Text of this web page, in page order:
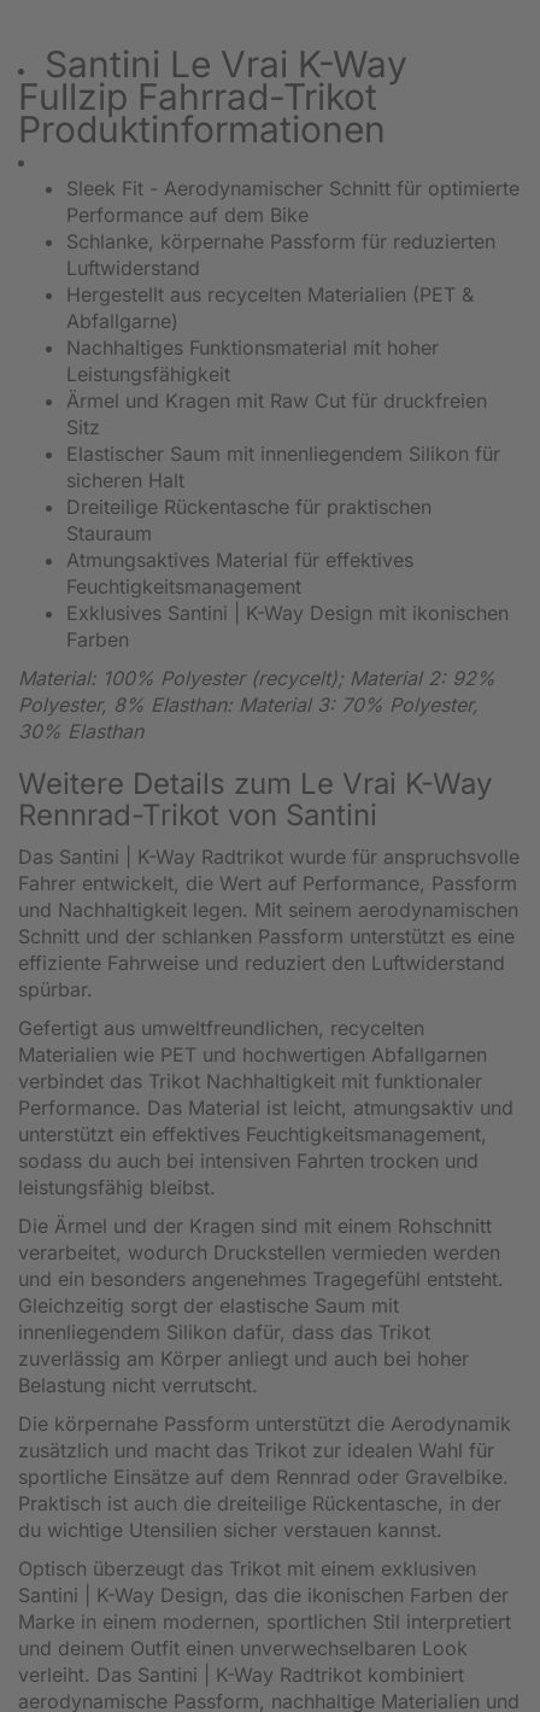
Santini Le Vrai K-Way
Fullzip Fahrrad-Trikot
Produktinformationen
Sleek Fit - Aerodynamischer Schnitt für optimierte
Performance auf dem Bike
Schlanke, körpernahe Passform für reduzierten
Luftwiderstand
Hergestellt aus recycelten Materialien (PET &
Abfallgarne)
Nachhaltiges Funktionsmaterial mit hoher
Leistungsfähigkeit
Ärmel und Kragen mit Raw Cut für druckfreien
Sitz
Elastischer Saum mit innenliegendem Silikon für
sicheren Halt
Dreiteilige Rückentasche für praktischen
Stauraum
Atmungsaktives Material für effektives
Feuchtigkeitsmanagement
Exklusives Santini | K-Way Design mit ikonischen
Farben
Material: 100% Polyester (recycelt); Material 2: 92%
Polyester, 8% Elasthan: Material 3: 70% Polyester,
30% Elasthan
Weitere Details zum Le Vrai K-Way
Rennrad-Trikot von Santini
Das Santini | K-Way Radtrikot wurde für anspruchsvolle
Fahrer entwickelt, die Wert auf Performance, Passform
und Nachhaltigkeit legen. Mit seinem aerodynamischen
Schnitt und der schlanken Passform unterstützt es eine
effiziente Fahrweise und reduziert den Luftwiderstand
spürbar.
Gefertigt aus umweltfreundlichen, recycelten
Materialien wie PET und hochwertigen Abfallgarnen
verbindet das Trikot Nachhaltigkeit mit funktionaler
Performance. Das Material ist leicht, atmungsaktiv und
unterstützt ein effektives Feuchtigkeitsmanagement,
sodass du auch bei intensiven Fahrten trocken und
leistungsfähig bleibst.
Die Ärmel und der Kragen sind mit einem Rohschnitt
verarbeitet, wodurch Druckstellen vermieden werden
und ein besonders angenehmes Tragegefühl entsteht.
Gleichzeitig sorgt der elastische Saum mit
innenliegendem Silikon dafür, dass das Trikot
zuverlässig am Körper anliegt und auch bei hoher
Belastung nicht verrutscht.
Die körpernahe Passform unterstützt die Aerodynamik
zusätzlich und macht das Trikot zur idealen Wahl für
sportliche Einsätze auf dem Rennrad oder Gravelbike.
Praktisch ist auch die dreiteilige Rückentasche, in der
du wichtige Utensilien sicher verstauen kannst.
Optisch überzeugt das Trikot mit einem exklusiven
Santini | K-Way Design, das die ikonischen Farben der
Marke in einem modernen, sportlichen Stil interpretiert
und deinem Outfit einen unverwechselbaren Look
verleiht. Das Santini | K-Way Radtrikot kombiniert
aerodynamische Passform, nachhaltige Materialien und